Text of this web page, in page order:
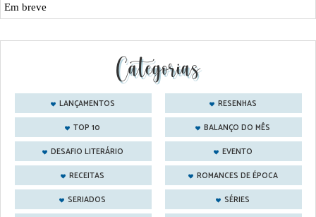
Em breve
Categorias
LANÇAMENTOS
RESENHAS
TOP 10
BALANÇO DO MÊS
DESAFIO LITERÁRIO
EVENTO
RECEITAS
ROMANCES DE ÉPOCA
SERIADOS
SÉRIES